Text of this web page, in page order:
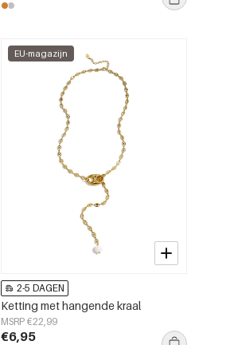
EU-magazijn
2-5 DAGEN
Ketting met hangende kraal
MSRP €22,99
€6,95